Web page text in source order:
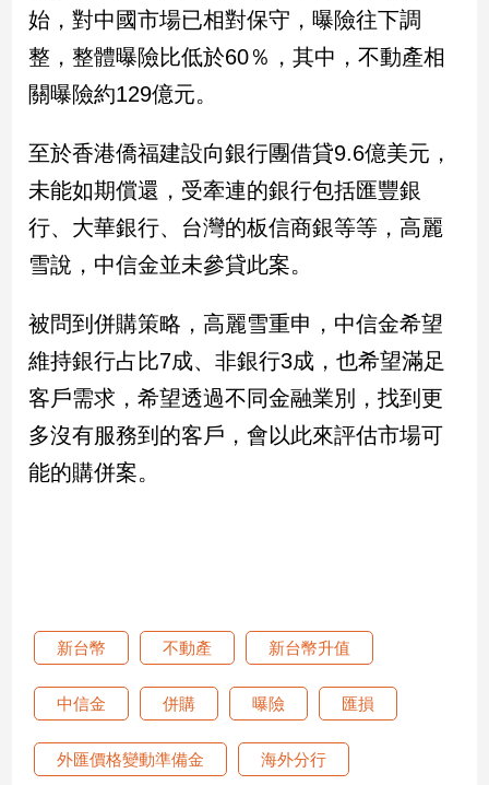
娛
樂
星
時
尚
追
星
生
活
建
室
內
設
命
理
消
費
始，對中國市場已相對保守，曝險往下調
整，整體曝險比低於60％，其中，不動產相
關曝險約129億元。
至於香港僑福建設向銀行團借貸9.6億美元，
未能如期償還，受牽連的銀行包括匯豐銀
行、大華銀行、台灣的板信商銀等等，高麗
雪說，中信金並未參貸此案。
被問到併購策略，高麗雪重申，中信金希望
維持銀行占比7成、非銀行3成，也希望滿足
客戶需求，希望透過不同金融業別，找到更
多沒有服務到的客戶，會以此來評估市場可
能的購併案。
新台幣 不動產 新台幣升值
中信金 併購 曝險 匯損
外匯價格變動準備金 海外分行